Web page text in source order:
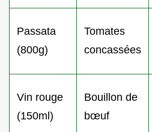
Passata
(800g)
Tomates
concassées
Vin rouge
(150ml)
Bouillon de
bœuf